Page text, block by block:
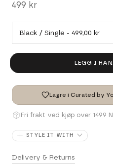
499 kr
LEGG I
Lagre i Curated by
Fri frakt ved kjøp over 1499
STYLE IT WITH
Delivery & Returns